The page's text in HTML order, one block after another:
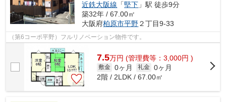
近鉄大阪線 「堅下 」駅 徒歩9分
築32年 / 67.00㎡
大阪府柏原市平野２丁目9-33
（第6コーポ平野）フルリノベーション物件です。
7.5万円 (管理費等：3,000円 )
敷金 0ヶ月 礼金 0ヶ月
2階 / 2LDK / 67.00㎡